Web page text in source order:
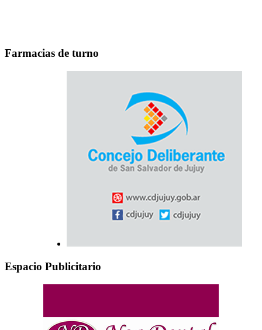
Farmacias de turno
Espacio Publicitario